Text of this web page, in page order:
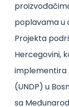
poplavama u
Projekta
Hercegovini,
implementira
(UNDP) u
sa